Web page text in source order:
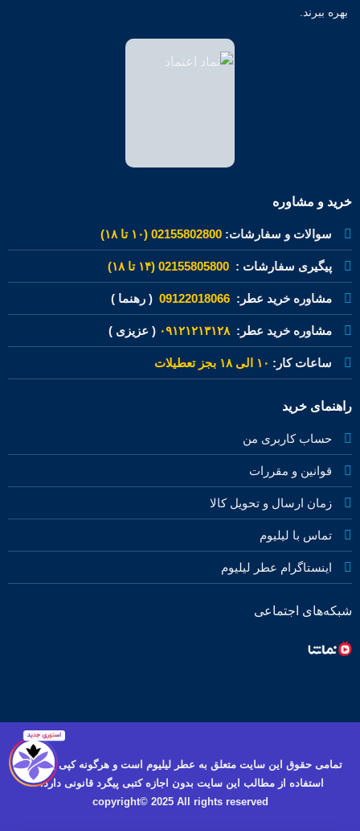
بهره ببرند.
خرید و مشاوره
سوالات و سفارشات: 02155802800 (۱۰ تا ۱۸)
پیگیری سفارشات : 02155805800 (۱۴ تا ۱۸)
مشاوره خرید عطر: 09122018066 ( رهنما )
مشاوره خرید عطر: ۰۹۱۲۱۲۱۳۱۲۸ ( عزیزی )
ساعات کار: ۱۰ الی ۱۸ بجز تعطیلات
راهنمای خرید
حساب کاربری من
قوانین و مقررات
زمان ارسال و تحویل کالا
تماس با لیلیوم
اینستاگرام عطر لیلیوم
شبکه‌های اجتماعی
تمامی حقوق این سایت متعلق به عطر لیلیوم است و هرگونه کپی برداری و
استفاده از مطالب این سایت بدون اجازه کتبی پیگرد قانونی دارد.
copyright© 2025 All rights reserved